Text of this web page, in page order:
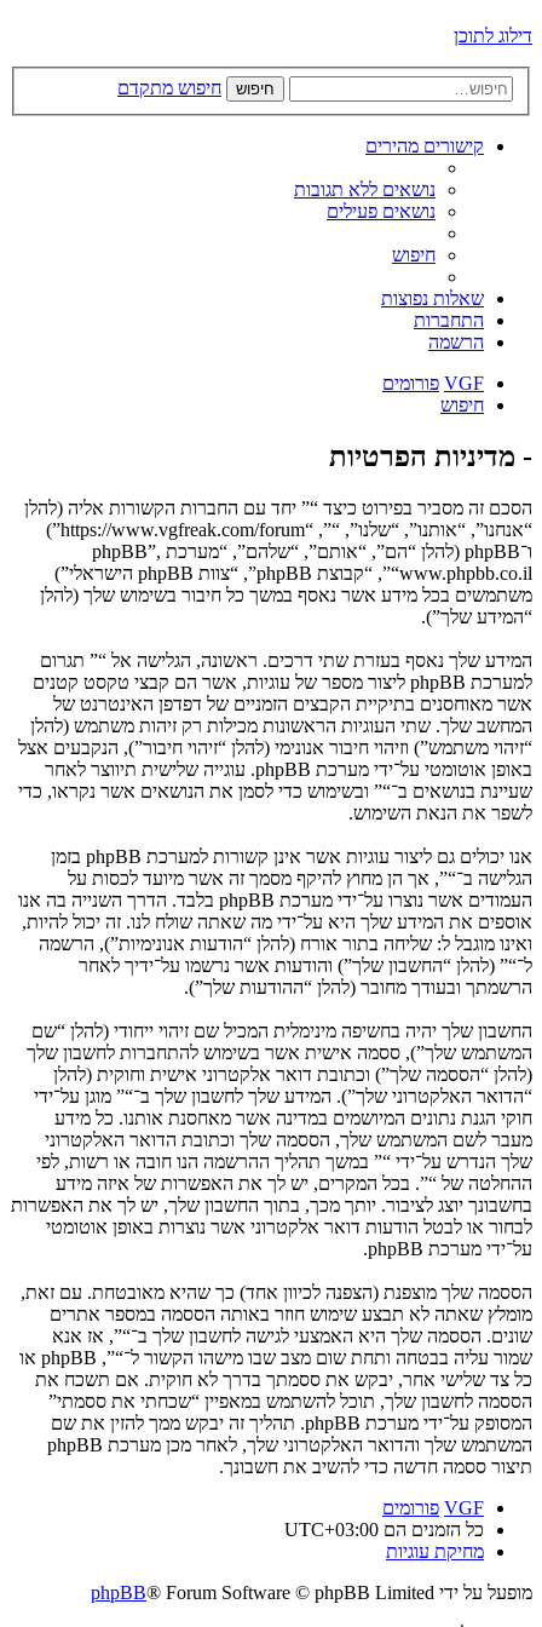
דילוג לתוכן
חיפוש חיפוש מתקדם
קישורים מהירים
נושאים ללא תגובות
נושאים פעילים
חיפוש
שאלות נפוצות
התחברות
הרשמה
VGF פורומים
חיפוש
- מדיניות הפרטיות
הסכם זה מסביר בפירוט כיצד “” יחד עם החברות הקשורות אליה (להלן
“אנחנו”, “אותנו”, “שלנו”, “”, “https://www.vgfreak.com/forum”)
ו־phpBB (להלן “הם”, “אותם”, “שלהם”, “מערכת phpBB”,
“www.phpbb.co.il”, “קבוצת phpBB”, “צוות phpBB הישראלי”)
משתמשים בכל מידע אשר נאסף במשך כל חיבור בשימוש שלך (להלן
“המידע שלך”).
המידע שלך נאסף בעזרת שתי דרכים. ראשונה, הגלישה אל “” תגרום
למערכת phpBB ליצור מספר של עוגיות, אשר הם קבצי טקסט קטנים
אשר מאוחסנים בתיקיית הקבצים הזמניים של דפדפן האינטרנט של
המחשב שלך. שתי העוגיות הראשונות מכילות רק זיהות משתמש (להלן
“זיהוי משתמש”) וזיהוי חיבור אנונימי (להלן “זיהוי חיבור”), הנקבעים אצל
באופן אוטומטי על־ידי מערכת phpBB. עוגייה שלישית תיווצר לאחר
שעיינת בנושאים ב־“” ובשימוש כדי לסמן את הנושאים אשר נקראו, כדי
לשפר את הנאת השימוש.
אנו יכולים גם ליצור עוגיות אשר אינן קשורות למערכת phpBB בזמן
הגלישה ב־“”, אך הן מחוץ להיקף מסמך זה אשר מיועד לכסות על
העמודים אשר נוצרו על־ידי מערכת phpBB בלבד. הדרך השנייה בה אנו
אוספים את המידע שלך היא על־ידי מה שאתה שולח לנו. זה יכול להיות,
ואינו מוגבל ל: שליחה בתור אורח (להלן “הודעות אנונימיות”), הרשמה
ל־“” (להלן “החשבון שלך”) והודעות אשר נרשמו על־ידיך לאחר
הרשמתך ובעודך מחובר (להלן “ההודעות שלך”).
החשבון שלך יהיה בחשיפה מינימלית המכיל שם זיהוי ייחודי (להלן “שם
המשתמש שלך”), ססמה אישית אשר בשימוש להתחברות לחשבון שלך
(להלן “הססמה שלך”) וכתובת דואר אלקטרוני אישית וחוקית (להלן
“הדואר האלקטרוני שלך”). המידע שלך לחשבון שלך ב־“” מוגן על־ידי
חוקי הגנת נתונים המיושמים במדינה אשר מאחסנת אותנו. כל מידע
מעבר לשם המשתמש שלך, הססמה שלך וכתובת הדואר האלקטרוני
שלך הנדרש על־ידי “” במשך תהליך ההרשמה הנו חובה או רשות, לפי
ההחלטה של “”. בכל המקרים, יש לך את האפשרות של איזה מידע
בחשבונך יוצג לציבור. יותך מכך, בתוך החשבון שלך, יש לך את האפשרות
לבחור או לבטל הודעות דואר אלקטרוני אשר נוצרות באופן אוטומטי
על־ידי מערכת phpBB.
הססמה שלך מוצפנת (הצפנה לכיוון אחד) כך שהיא מאובטחת. עם זאת,
מומלץ שאתה לא תבצע שימוש חוזר באותה הססמה במספר אתרים
שונים. הססמה שלך היא האמצעי לגישה לחשבון שלך ב־“”, אז אנא
שמור עליה בבטחה ותחת שום מצב שבו מישהו הקשור ל־“”, phpBB או
כל צד שלישי אחר, יבקש את ססמתך בדרך לא חוקית. אם תשכח את
הססמה לחשבון שלך, תוכל להשתמש במאפיין “שכחתי את ססמתי”
המסופק על־ידי מערכת phpBB. תהליך זה יבקש ממך להזין את שם
המשתמש שלך והדואר האלקטרוני שלך, לאחר מכן מערכת phpBB
תיצור ססמה חדשה כדי להשיב את חשבונך.
VGF פורומים
כל הזמנים הם UTC+03:00
מחיקת עוגיות
מופעל על ידי
phpBB® Forum Software © phpBB Limited